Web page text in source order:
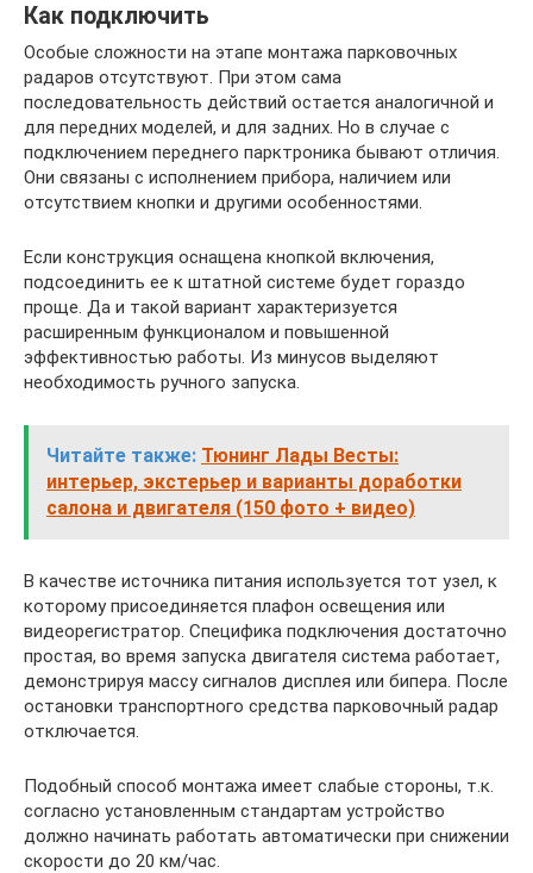
Как подключить
Особые сложности на этапе монтажа парковочных
радаров отсутствуют. При этом сама
последовательность действий остается аналогичной и
для передних моделей, и для задних. Но в случае с
подключением переднего парктроника бывают отличия.
Они связаны с исполнением прибора, наличием или
отсутствием кнопки и другими особенностями.
Если конструкция оснащена кнопкой включения,
подсоединить ее к штатной системе будет гораздо
проще. Да и такой вариант характеризуется
расширенным функционалом и повышенной
эффективностью работы. Из минусов выделяют
необходимость ручного запуска.
Читайте также: Тюнинг Лады Весты:
интерьер, экстерьер и варианты доработки
салона и двигателя (150 фото + видео)
В качестве источника питания используется тот узел, к
которому присоединяется плафон освещения или
видеорегистратор. Специфика подключения достаточно
простая, во время запуска двигателя система работает,
демонстрируя массу сигналов дисплея или бипера. После
остановки транспортного средства парковочный радар
отключается.
Подобный способ монтажа имеет слабые стороны, т.к.
согласно установленным стандартам устройство
должно начинать работать автоматически при снижении
скорости до 20 км/час.